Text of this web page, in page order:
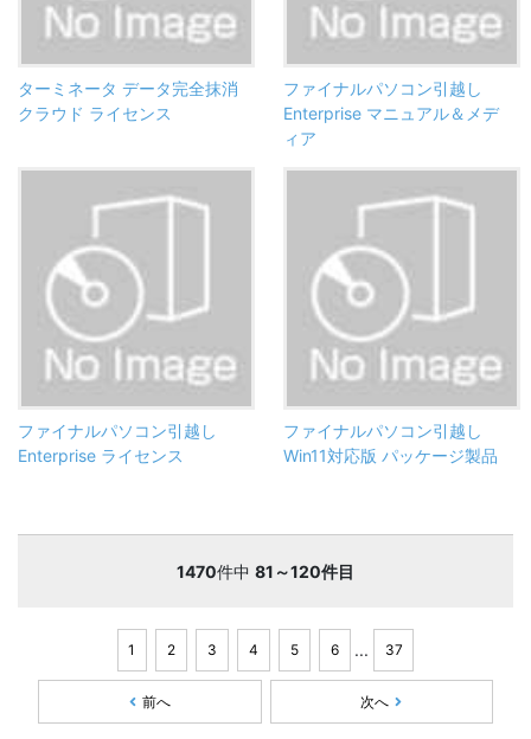
ターミネータ データ完全抹消
クラウド ライセンス
ファイナルパソコン引越し
Enterprise マニュアル＆メデ
ィア
ファイナルパソコン引越し
Enterprise ライセンス
ファイナルパソコン引越し
Win11対応版 パッケージ製品
1470件中 81～120件目
前へ
1 2 3 4 5 6 ... 37
次へ